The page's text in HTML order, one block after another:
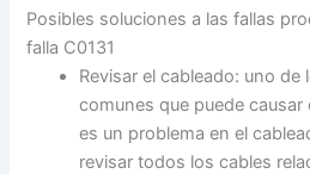
Posibles soluciones a las fallas
falla C0131
Revisar el cableado: uno de
comunes que puede causar
es un problema en el
revisar todos los cables